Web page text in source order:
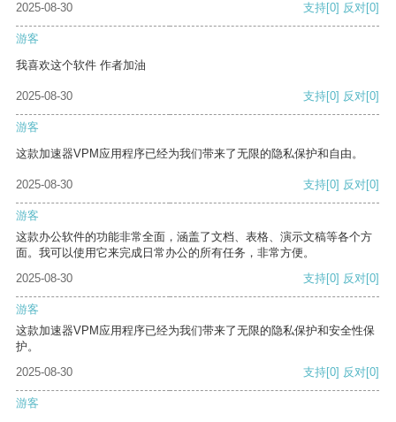
2025-08-30 支持[0] 反对[0]
游客
我喜欢这个软件 作者加油
2025-08-30 支持[0] 反对[0]
游客
这款加速器VPM应用程序已经为我们带来了无限的隐私保护和自由。
2025-08-30 支持[0] 反对[0]
游客
这款办公软件的功能非常全面，涵盖了文档、表格、演示文稿等各个方
面。我可以使用它来完成日常办公的所有任务，非常方便。
2025-08-30
支持[0] 反对[0]
游客
这款加速器VPM应用程序已经为我们带来了无限的隐私保护和安全性保
护。
2025-08-30
支持[0] 反对[0]
游客